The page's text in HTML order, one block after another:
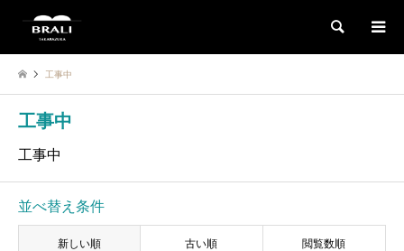
検索
工事中
工事中
工事中
並べ替え条件
新しい順 古い順 閲覧数順